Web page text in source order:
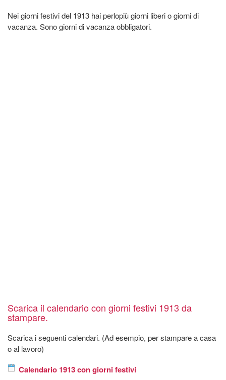
Nei giorni festivi del 1913 hai perlopiù giorni liberi o giorni di
vacanza. Sono giorni di vacanza obbligatori.
Scarica il calendario con giorni festivi 1913 da
stampare.
Scarica i seguenti calendari. (Ad esempio, per stampare a casa
o al lavoro)
Calendario 1913 con giorni festivi